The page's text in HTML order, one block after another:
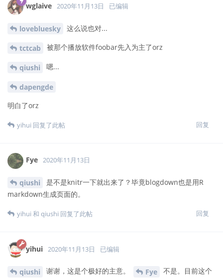
wglaive 2020年11月13日 已编辑
lovebluesky 这么说也对...
tctcab 被那个播放软件foobar先入为主了orz
qiushi 嗯...
dapengde
明白了orz
回复
yihui 回复了此帖
Fye 2020年11月13日
qiushi
是不是knitr一下就出来了？毕竟blogdown也是用R
markdown生成页面的。
回复
yihui 和 qiushi 回复了此帖
yihui 2020年11月13日 已编辑
qiushi 谢谢，这是个极好的主意。 Fye
不是。目前这个